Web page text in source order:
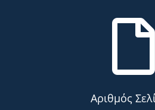

Αριθμός